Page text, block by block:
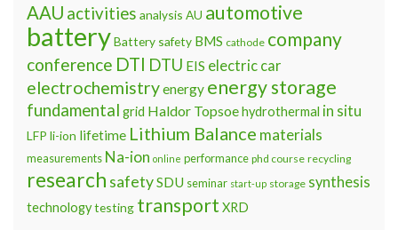
AAU activities analysis AU automotive
batteryBattery safety BMS cathode company
conference DTI DTU EIS electric car
electrochemistryenergy energy storage
fundamental grid Haldor Topsoehydrothermal in situ
LFP li-ion lifetime Lithium Balance materials
measurements Na-ion online performance phd course recycling
research safetySDU seminar start-up storage synthesis
technologytesting transport XRD